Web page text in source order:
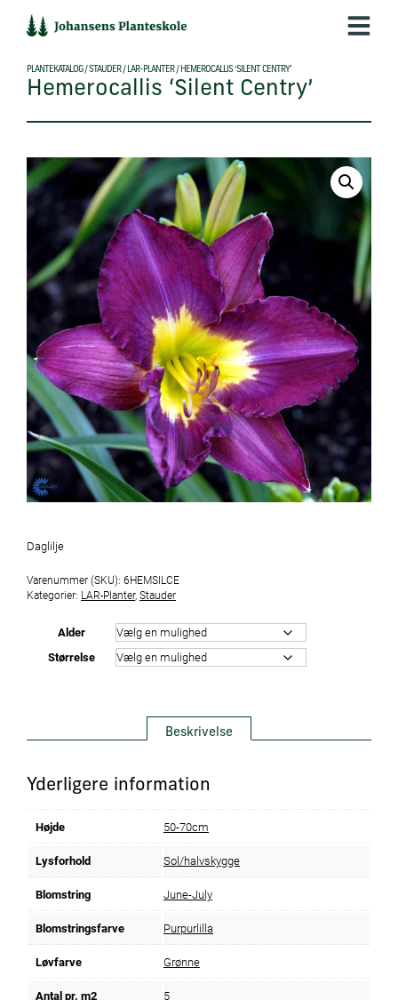
indholdet
PLANTEKATALOG/STAUDER/ LAR-PLANTER/ HEMEROCALLIS ‘SILENT CENTRY’
Hemerocallis ‘Silent Centry’
Daglilje
Varenummer (SKU): 6HEMSILCE
Kategorier: LAR-Planter, Stauder
Alder
Størrelse
Beskrivelse
Yderligere information
Højde 50-70cm
Lysforhold Sol/halvskygge
Blomstring June-July
Blomstringsfarve Purpurlilla
Løvfarve Grønne
Antal pr. m2 5